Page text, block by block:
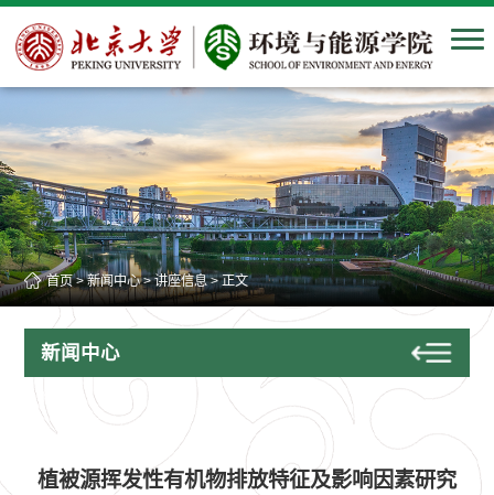
首页>新闻中心>讲座信息> 正文
新闻中心
植被源挥发性有机物排放特征及影响因素研究